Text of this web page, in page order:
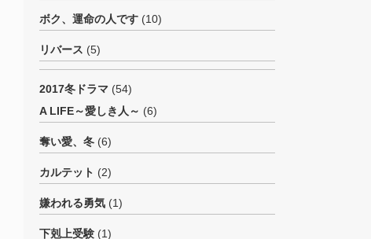
ボク、運命の人です (10)
リバース (5)
2017冬ドラマ (54)
A LIFE～愛しき人～ (6)
奪い愛、冬 (6)
カルテット (2)
嫌われる勇気 (1)
下剋上受験 (1)